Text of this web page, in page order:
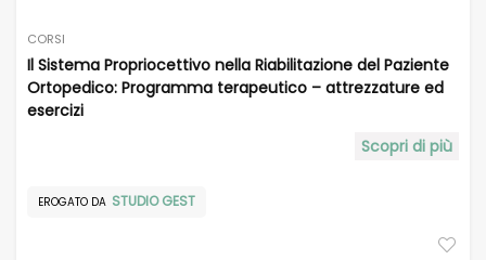
CORSI
Il Sistema Propriocettivo nella Riabilitazione del Paziente
Ortopedico: Programma terapeutico – attrezzature ed
esercizi
Scopri di più
EROGATO DA STUDIO GEST